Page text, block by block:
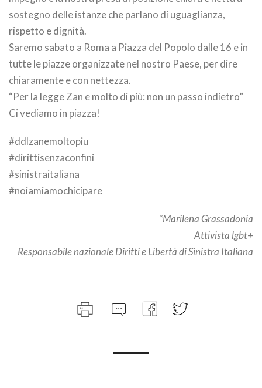
sostegno delle istanze che parlano di uguaglianza,
rispetto e dignità.
Saremo sabato a Roma a Piazza del Popolo dalle 16 e in
tutte le piazze organizzate nel nostro Paese, per dire
chiaramente e con nettezza.
“Per la legge Zan e molto di più: non un passo indietro”
Ci vediamo in piazza!
#ddlzanemoltopiu
#dirittisenzaconfini
#sinistraitaliana
#noiamiamochicipare
*Marilena Grassadonia
Attivista lgbt+
Responsabile nazionale Diritti e Libertà di Sinistra Italiana